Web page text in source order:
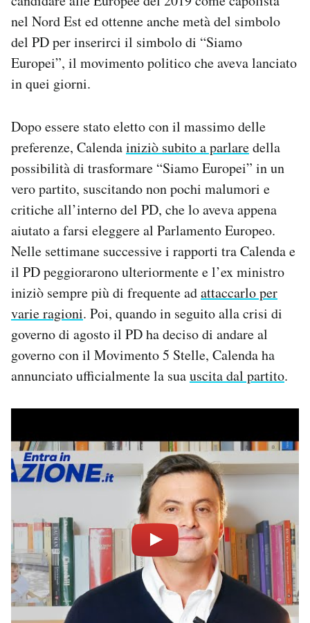
nel Nord Est ed ottenne anche metà del simbolo
del PD per inserirci il simbolo di “Siamo
Europei”, il movimento politico che aveva lanciato
in quei giorni.
Dopo essere stato eletto con il massimo delle
preferenze, Calendainiziò subito a parlaredella
possibilità di trasformare “Siamo Europei” in un
vero partito, suscitando non pochi malumori e
critiche all’interno del PD, che lo aveva appena
aiutato a farsi eleggere al Parlamento Europeo.
Nelle settimane successive i rapporti tra Calenda e
il PD peggiorarono ulteriormente e l’ex ministro
iniziò sempre più di frequente adattaccarlo per
varie ragioni. Poi, quando in seguito alla crisi di
governo di agosto il PD ha deciso di andare al
governo con il Movimento 5 Stelle, Calenda ha
annunciato ufficialmente la suauscita dal partito.